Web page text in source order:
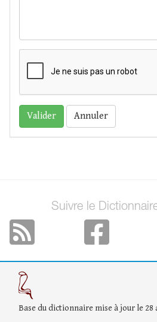
Annuler
Suivre le
Base du dictionnaire mise à jour le 28